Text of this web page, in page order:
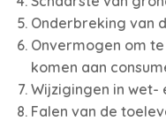
Onderbreking van
Onvermogen om
komen aan
Wijzigingen in wet-
Falen van de